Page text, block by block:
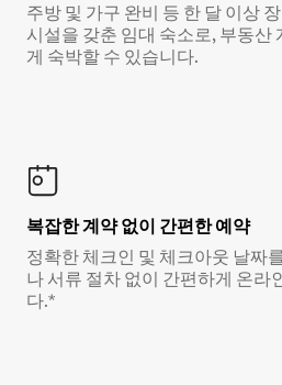
주방 및 가구 완비 등 한 달 이상
시설을 갖춘 임대 숙소로, 부동산
게 숙박할 수 있습니다.
복잡한 계약 없이 간편한 예약
정확한 체크인 및 체크아웃 날짜
나 서류 절차 없이 간편하게 온라
다.*